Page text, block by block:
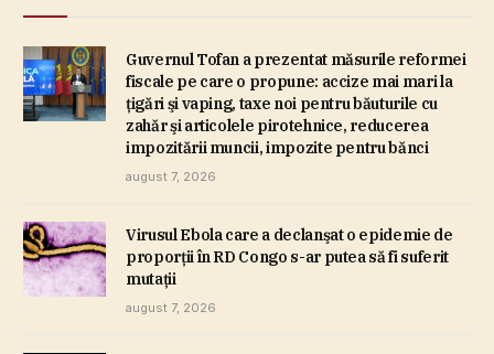
Guvernul Tofan a prezentat măsurile reformei
fiscale pe care o propune: accize mai mari la
ţigări şi vaping, taxe noi pentru băuturile cu
zahăr şi articolele pirotehnice, reducerea
impozitării muncii, impozite pentru bănci
august 7, 2026
Virusul Ebola care a declanşat o epidemie de
proporţii în RD Congo s-ar putea să fi suferit
mutaţii
august 7, 2026